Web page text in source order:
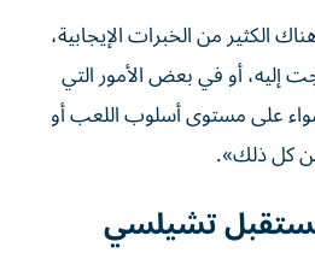
الكثير من الخبرات الإيجابية،
إليه، أو في بعض الأمور التي
على مستوى أسلوب اللعب أو
من كل ذلك».
تشيلسي